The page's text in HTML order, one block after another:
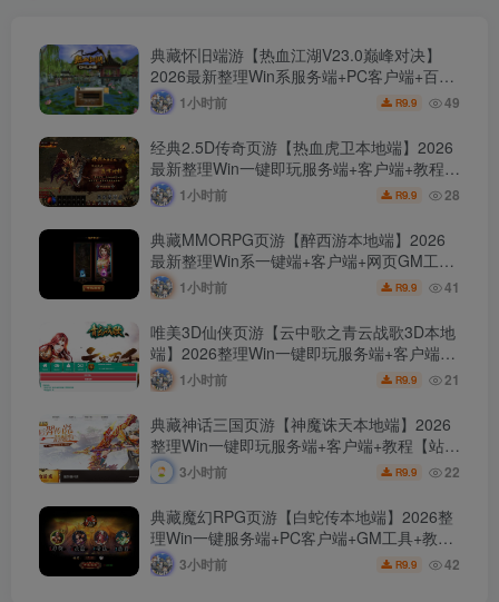
典藏怀旧端游【热血江湖V23.0巅峰对决】
2026最新整理Win系服务端+PC客户端+百宝
阁+源码+在线GM工具+教程【站长亲测】
1小时前 R9.9 49
经典2.5D传奇页游【热血虎卫本地端】2026
最新整理Win一键即玩服务端+客户端+教程
【站长亲测】
1小时前 R9.9 28
典藏MMORPG页游【醉西游本地端】2026
最新整理Win系一键端+客户端+网页GM工具
+教程【站长亲测】
1小时前 R9.9 41
唯美3D仙侠页游【云中歌之青云战歌3D本地
端】2026整理Win一键即玩服务端+客户端
+GM工具+教程【站长亲测】
1小时前 R9.9 21
典藏神话三国页游【神魔诛天本地端】2026
整理Win一键即玩服务端+客户端+教程【站长
亲测】3小时前 R9.9 22
典藏魔幻RPG页游【白蛇传本地端】2026整
理Win一键服务端+PC客户端+GM工具+教程
【站长亲测】
3小时前 R9.9 42